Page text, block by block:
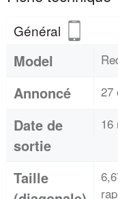
Général
Model
Annoncé 27
Date de
sortie
16
Taille